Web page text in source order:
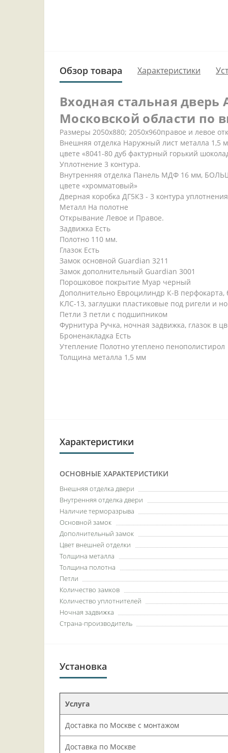
Обзор товара Характеристики
Входная стальная
Московской области по
Размеры 2050х880; 2050х960правое и левое
Внешняя отделка Наружный лист металла
цвете «8041-80 дуб фактурный горький
Уплотнение 3 контура.
Внутренняя отделка Панель МДФ 16 мм,
цвете «хромматовый»
Дверная коробка ДГ5К3 - 3 контура
Металл На полотне
Открывание Левое и Правое.
Задвижка Есть
Полотно 110 мм.
Глазок Есть
Замок основной Guardian 3211
Замок дополнительный Guardian 3001
Порошковое покрытие Муар черный
Дополнительно Евроцилиндр К-В
КЛС-13, заглушки пластиковые под ригели и
Петли 3 петли с подшипником
Фурнитура Ручка, ночная задвижка, глазок в
Броненакладка Есть
Утепление Полотно утеплено пенополистирол
Толщина металла 1,5 мм
Характеристики
ОСНОВНЫЕ ХАРАКТЕРИСТИКИ
Внешняя отделка двери
Внутренняя отделка двери
Наличие терморазрыва
Основной замок
Дополнительный замок
Цвет внешней отделки
Толщина металла
Толщина полотна
Петли
Количество замков
Количество уплотнителей
Ночная задвижка
Страна-производитель
Установка
Услуга
Доставка по Москве с монтажом
Доставка по Москве